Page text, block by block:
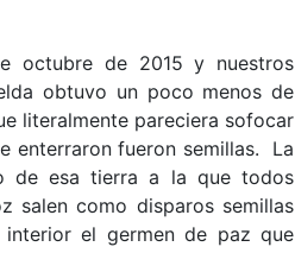
octubre de 2015 y nuestros
obtuvo un poco menos de
literalmente pareciera sofocar
enterraron fueron semillas. La
de esa tierra a la que todos
salen como disparos semillas
el germen de paz que